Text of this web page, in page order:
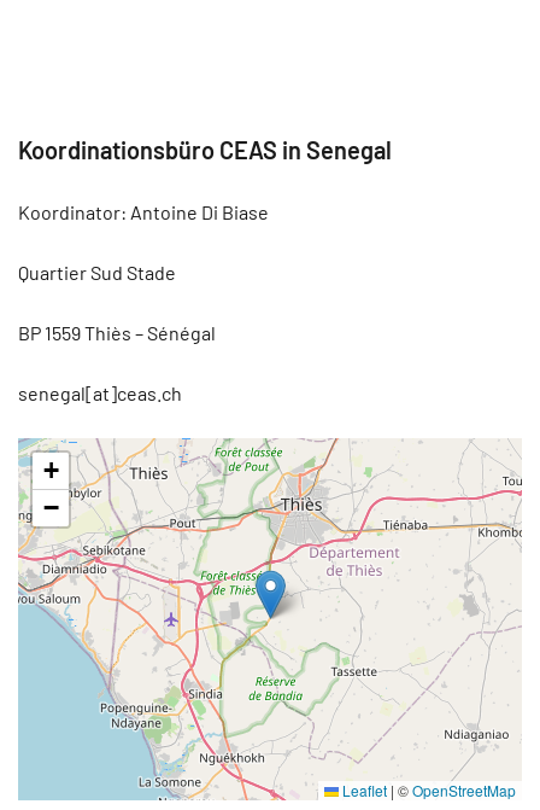
Koordinationsbüro CEAS in Senegal
Koordinator: Antoine Di Biase
Quartier Sud Stade
BP 1559 Thiès – Sénégal
senegal[at]ceas.ch
+
−
Leaflet | ©OpenStreetMap